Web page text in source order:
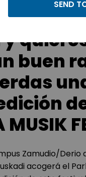
es la
buen
MUSIK
Zamudio/Derio
acogerá el